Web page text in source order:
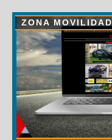
ZONA MOVILIDAD